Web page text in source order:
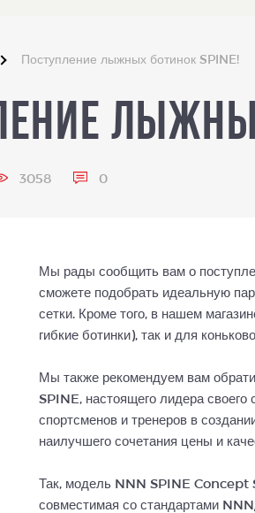
Поступление лыжных ботинок SPINE!
3058 0
Мы рады сообщить вам о
сможете подобрать идеальную
сетки. Кроме того, в нашем
гибкие ботинки), так и для
Мы также рекомендуем вам
SPINE, настоящего лидера
спортсменов и тренеров в
наилучшего сочетания цены и
Так, модель NNN SPINE Concept
совместимая со стандартами